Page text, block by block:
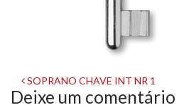
Navegação
de
SOPRANO CHAVE INT NR 1
Deixe um comentário